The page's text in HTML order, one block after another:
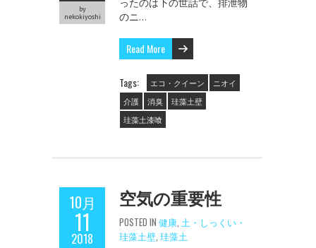
by
nekokiyoshi
ったのは下の世話で、排泄物
のニ…
Read More
Tags: エコ・クイーン
ニオイ
介護
消臭
珪藻土壁
珪藻土漆喰
10月
11
2018
空気の重要性
POSTED IN 健康 土・しっくい・
珪藻土壁 珪藻土